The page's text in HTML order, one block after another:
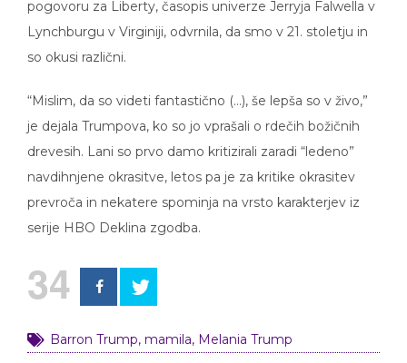
pogovoru za Liberty, časopis univerze Jerryja Falwella v
Lynchburgu v Virginiji, odvrnila, da smo v 21. stoletju in
so okusi različni.
“Mislim, da so videti fantastično (…), še lepša so v živo,”
je dejala Trumpova, ko so jo vprašali o rdečih božičnih
drevesih. Lani so prvo damo kritizirali zaradi “ledeno”
navdihnjene okrasitve, letos pa je za kritike okrasitev
prevroča in nekatere spominja na vrsto karakterjev iz
serije HBO Deklina zgodba.
34
Barron Trump, mamila, Melania Trump